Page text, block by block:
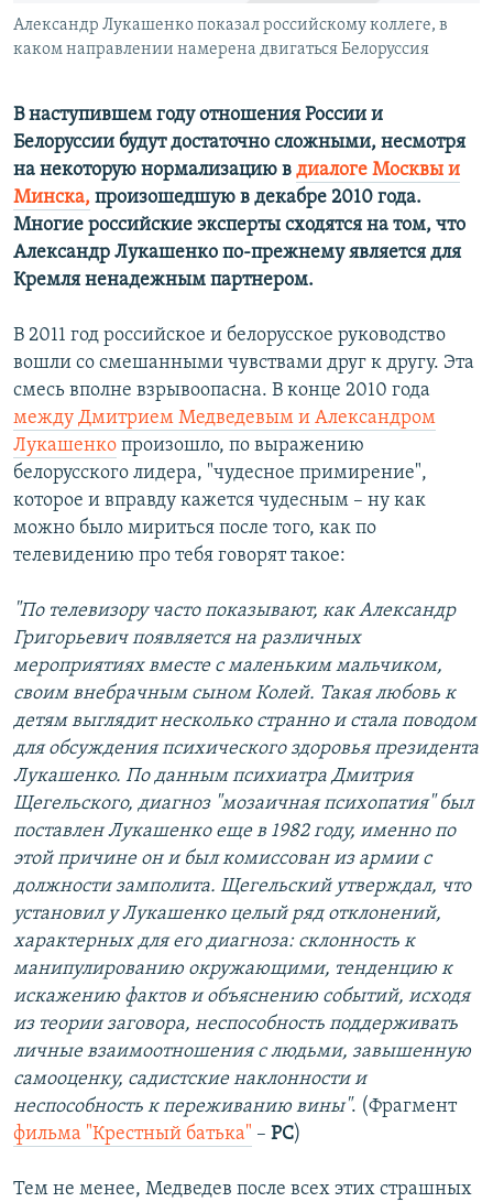
Александр Лукашенко показал российскому коллеге, в
каком направлении намерена двигаться Белоруссия
В наступившем году отношения России и
Белоруссии будут достаточно сложными, несмотря
на некоторую нормализацию в диалоге Москвы и
Минска, произошедшую в декабре 2010 года.
Многие российские эксперты сходятся на том, что
Александр Лукашенко по-прежнему является для
Кремля ненадежным партнером.
В 2011 год российское и белорусское руководство
вошли со смешанными чувствами друг к другу. Эта
смесь вполне взрывоопасна. В конце 2010 года
между Дмитрием Медведевым и Александром
Лукашенко произошло, по выражению
белорусского лидера, "чудесное примирение",
которое и вправду кажется чудесным – ну как
можно было мириться после того, как по
телевидению про тебя говорят такое:
"По телевизору часто показывают, как Александр
Григорьевич появляется на различных
мероприятиях вместе с маленьким мальчиком,
своим внебрачным сыном Колей. Такая любовь к
детям выглядит несколько странно и стала поводом
для обсуждения психического здоровья президента
Лукашенко. По данным психиатра Дмитрия
Щегельского, диагноз "мозаичная психопатия" был
поставлен Лукашенко еще в 1982 году, именно по
этой причине он и был комиссован из армии с
должности замполита. Щегельский утверждал, что
установил у Лукашенко целый ряд отклонений,
характерных для его диагноза: склонность к
манипулированию окружающими, тенденцию к
искажению фактов и объяснению событий, исходя
из теории заговора, неспособность поддерживать
личные взаимоотношения с людьми, завышенную
самооценку, садистские наклонности и
неспособность к переживанию вины". (Фрагмент
фильма "Крестный батька" – РС)
Тем не менее, Медведев после всех этих страшных